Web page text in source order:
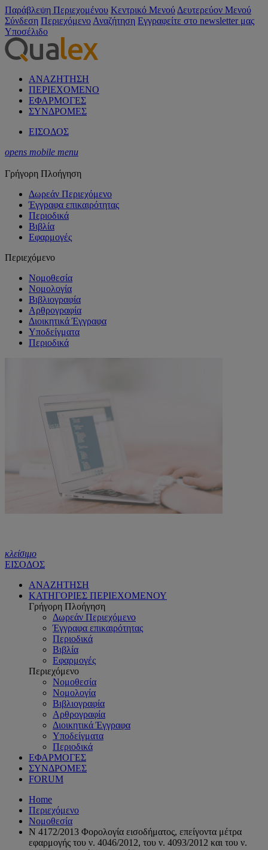
Παράβλεψη Περιεχομένου Κεντρικό Μενού Δευτερεύον Μενού
Σύνδεση Περιεχόμενο Αναζήτηση Εγγραφείτε στο newsletter μας
Υποσέλιδο
ΑΝΑΖΗΤΗΣΗ
ΠΕΡΙΕΧΟΜΕΝΟ
ΕΦΑΡΜΟΓΕΣ
ΣΥΝΔΡΟΜΕΣ
ΕΙΣΟΔΟΣ
opens mobile menu
Γρήγορη Πλοήγηση
Δωρεάν Περιεχόμενο
Έγγραφα επικαιρότητας
Περιοδικά
Βιβλία
Εφαρμογές
Περιεχόμενο
Νομοθεσία
Νομολογία
Βιβλιογραφία
Αρθρογραφία
Διοικητικά Έγγραφα
Υποδείγματα
Περιοδικά
κλείσιμο
ΕΙΣΟΔΟΣ
ΑΝΑΖΗΤΗΣΗ
ΚΑΤΗΓΟΡΙΕΣ ΠΕΡΙΕΧΟΜΕΝΟΥ
Γρήγορη Πλοήγηση
Δωρεάν Περιεχόμενο
Έγγραφα επικαιρότητας
Περιοδικά
Βιβλία
Εφαρμογές
Περιεχόμενο
Νομοθεσία
Νομολογία
Βιβλιογραφία
Αρθρογραφία
Διοικητικά Έγγραφα
Υποδείγματα
Περιοδικά
ΕΦΑΡΜΟΓΕΣ
ΣΥΝΔΡΟΜΕΣ
FORUM
Home
Περιεχόμενο
Νομοθεσία
Ν 4172/2013 Φορολογία εισοδήματος, επείγοντα μέτρα
εφαρμογής του ν. 4046/2012, του ν. 4093/2012 και του ν.